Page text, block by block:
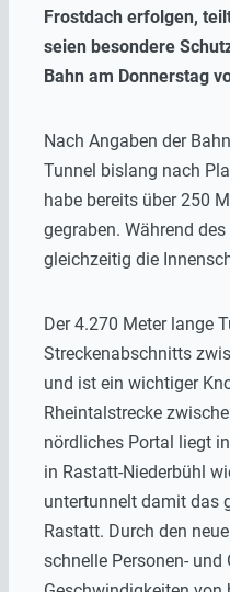
Frostdach erfolgen,
seien besondere
Bahn am Donnerstag
Nach Angaben der
Tunnel bislang nach
habe bereits über 250
gegraben. Während
gleichzeitig die
Der 4.270 Meter lange
Streckenabschnitts
und ist ein wichtiger
Rheintalstrecke
nördliches Portal liegt
in Rastatt-Niederbühl
untertunnelt damit das
Rastatt. Durch den
schnelle Personen- und